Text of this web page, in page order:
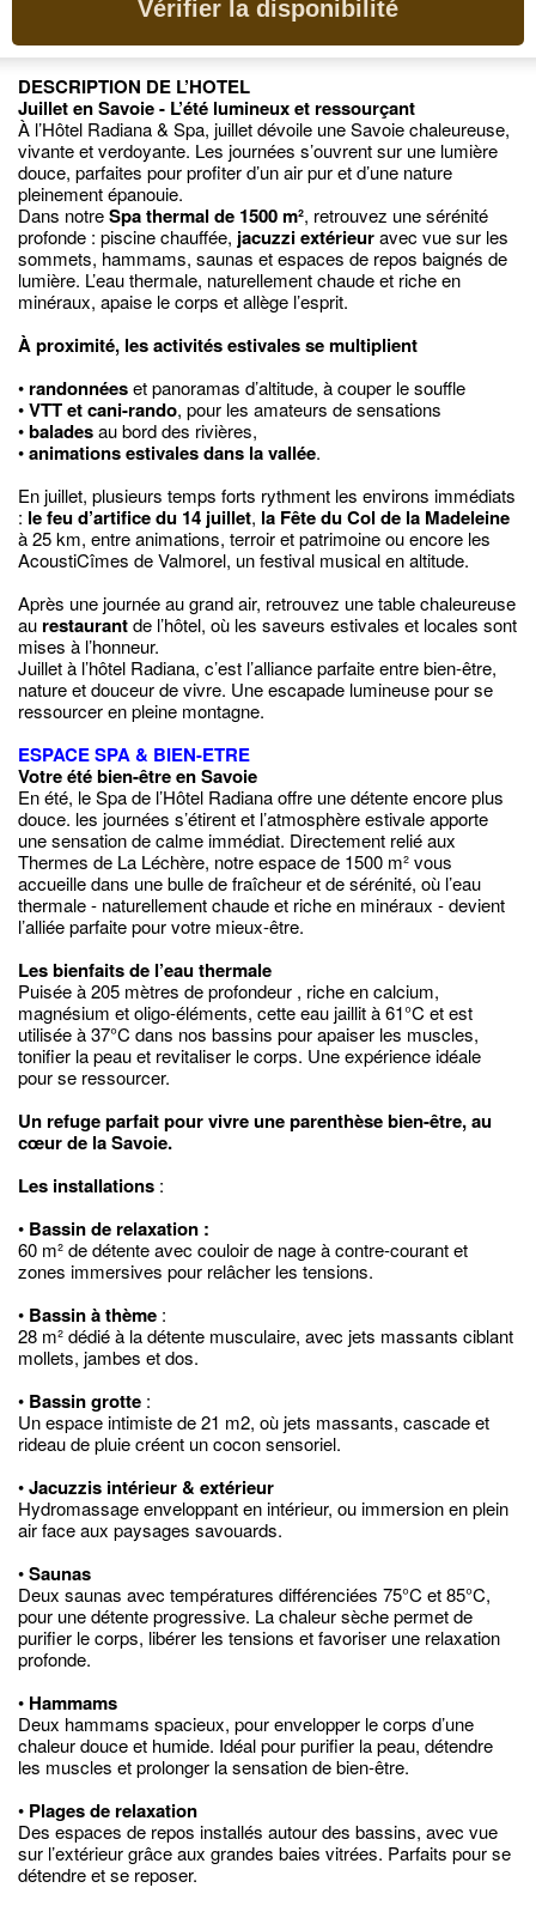
Vérifier la disponibilité
DESCRIPTION DE L’HOTEL
Juillet en Savoie - L’été lumineux et ressourçant
À l’Hôtel Radiana & Spa, juillet dévoile une Savoie chaleureuse,
vivante et verdoyante. Les journées s’ouvrent sur une lumière
douce, parfaites pour profiter d’un air pur et d’une nature
pleinement épanouie.
Dans notreSpa thermal de 1500 m², retrouvez une sérénité
profonde : piscine chauffée, jacuzzi extérieuravec vue sur les
sommets, hammams, saunas et espaces de repos baignés de
lumière. L’eau thermale, naturellement chaude et riche en
minéraux, apaise le corps et allège l’esprit.
À proximité, les activités estivales se multiplient
• randonnéeset panoramas d’altitude, à couper le souffle
•VTT et cani-rando, pour les amateurs de sensations
•baladesau bord des rivières,
•animations estivales dans la vallée.
En juillet, plusieurs temps forts rythment les environs immédiats
: le feu d’artifice du 14 juillet, la Fête du Col de la Madeleine
à 25 km, entre animations, terroir et patrimoine ou encore les
AcoustiCîmes de Valmorel, un festival musical en altitude.
Après une journée au grand air, retrouvez une table chaleureuse
au restaurantde l’hôtel, où les saveurs estivales et locales sont
mises à l’honneur.
Juillet à l’hôtel Radiana, c’est l’alliance parfaite entre bien-être,
nature et douceur de vivre. Une escapade lumineuse pour se
ressourcer en pleine montagne.
ESPACE SPA & BIEN-ETRE
Votre été bien-être en Savoie
En été, le Spa de l’Hôtel Radiana offre une détente encore plus
douce. les journées s’étirent et l’atmosphère estivale apporte
une sensation de calme immédiat. Directement relié aux
Thermes de La Léchère, notre espace de 1500 m² vous
accueille dans une bulle de fraîcheur et de sérénité, où l’eau
thermale - naturellement chaude et riche en minéraux - devient
l’alliée parfaite pour votre mieux-être.
Les bienfaits de l’eau thermale
Puisée à 205 mètres de profondeur , riche en calcium,
magnésium et oligo-éléments, cette eau jaillit à 61°C et est
utilisée à 37°C dans nos bassins pour apaiser les muscles,
tonifier la peau et revitaliser le corps. Une expérience idéale
pour se ressourcer.
Un refuge parfait pour vivre une parenthèse bien-être, au
cœur de la Savoie.
Les installations :
• Bassin de relaxation :
60 m² de détente avec couloir de nage à contre-courant et
zones immersives pour relâcher les tensions.
• Bassin à thème :
28 m² dédié à la détente musculaire, avec jets massants ciblant
mollets, jambes et dos.
• Bassin grotte :
Un espace intimiste de 21 m2, où jets massants, cascade et
rideau de pluie créent un cocon sensoriel.
•Jacuzzis intérieur & extérieur
Hydromassage enveloppant en intérieur, ou immersion en plein
air face aux paysages savouards.
•Saunas
Deux saunas avec températures différenciées 75°C et 85°C,
pour une détente progressive. La chaleur sèche permet de
purifier le corps, libérer les tensions et favoriser une relaxation
profonde.
• Hammams
Deux hammams spacieux, pour envelopper le corps d’une
chaleur douce et humide. Idéal pour purifier la peau, détendre
les muscles et prolonger la sensation de bien-être.
• Plages de relaxation
Des espaces de repos installés autour des bassins, avec vue
sur l’extérieur grâce aux grandes baies vitrées. Parfaits pour se
détendre et se reposer.